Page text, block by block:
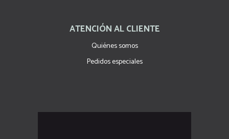
ATENCIÓN AL CLIENTE
Quiénes somos
Pedidos especiales